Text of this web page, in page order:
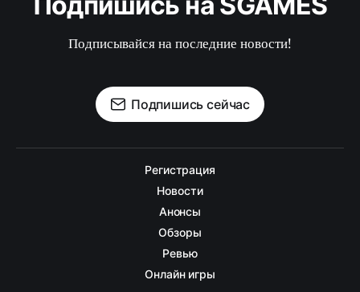
Подписывайся на последние новости!
Подпишись сейчас
Регистрация
Новости
Анонсы
Обзоры
Ревью
Онлайн игры